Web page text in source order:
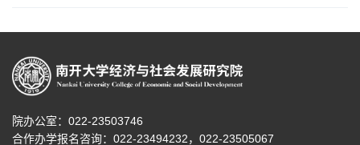
院办公室：022-23503746
合作办学报名咨询： 022-23494232， 022-23505067